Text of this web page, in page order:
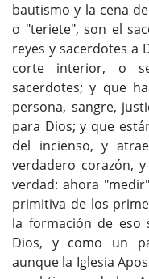
bautismo y la cena
o "teriete", son el
reyes y sacerdotes a
corte interior, o
sacerdotes; y que
persona, sangre,
para Dios; y que
del incienso, y
verdadero corazón,
verdad: ahora
primitiva de los
la formación de eso
Dios, y como un
aunque la Iglesia